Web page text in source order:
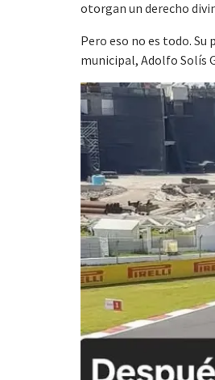
otorgan un derecho
Pero eso no es todo.
municipal, Adolfo Solís